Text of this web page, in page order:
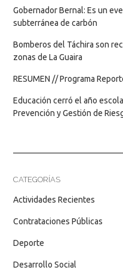
Gobernador Bernal: Es un
subterránea de carbón
Bomberos del Táchira son
zonas de La Guaira
RESUMEN // Programa
Educación cerró el año
Prevención y Gestión de
CATEGORÍAS
Actividades Recientes
Contrataciones Públicas
Deporte
Desarrollo Social